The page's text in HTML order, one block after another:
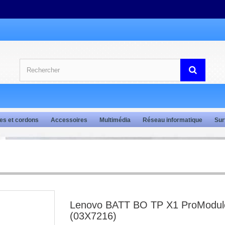
et cordons Accessoires Multimédia Réseau informatique
Lenovo BATT BO TP X1
(03X7216)